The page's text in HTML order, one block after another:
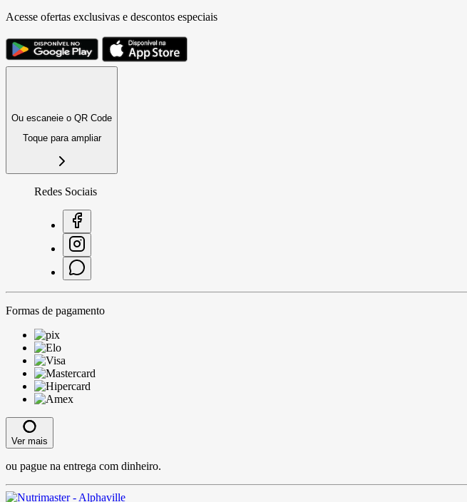
Acesse ofertas exclusivas e descontos especiais
Ou escaneie o QR Code
Toque para ampliar
Redes Sociais
Formas de pagamento
Ver mais
ou pague na entrega com dinheiro.